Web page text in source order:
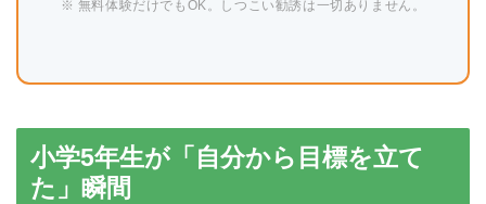
※ 無料体験だけでもOK。しつこい勧誘は一切ありません。
小学5年生が「自分から目標を立て
た」瞬間